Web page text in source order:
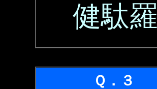
健駄羅
Ｑ．３